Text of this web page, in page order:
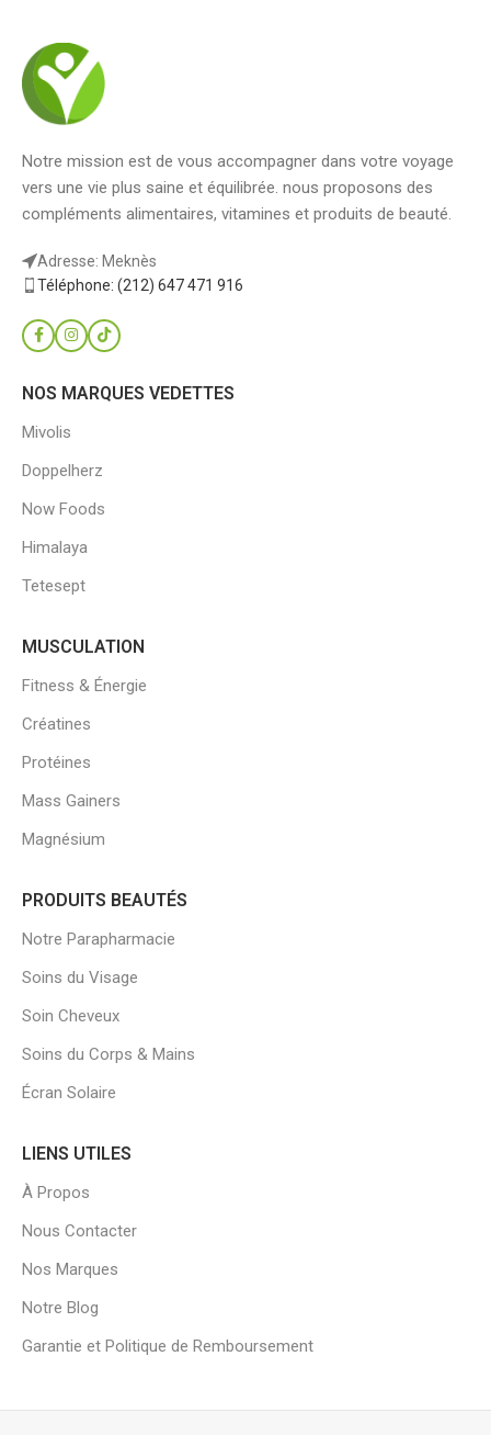
Notre mission est de vous accompagner dans votre voyage
vers une vie plus saine et équilibrée. nous proposons des
compléments alimentaires, vitamines et produits de beauté.
Adresse: Meknès
Téléphone: (212) 647 471 916
NOS MARQUES VEDETTES
Mivolis
Doppelherz
Now Foods
Himalaya
Tetesept
MUSCULATION
Fitness & Énergie
Créatines
Protéines
Mass Gainers
Magnésium
PRODUITS BEAUTÉS
Notre Parapharmacie
Soins du Visage
Soin Cheveux
Soins du Corps & Mains
Écran Solaire
LIENS UTILES
À Propos
Nous Contacter
Nos Marques
Notre Blog
Garantie et Politique de Remboursement